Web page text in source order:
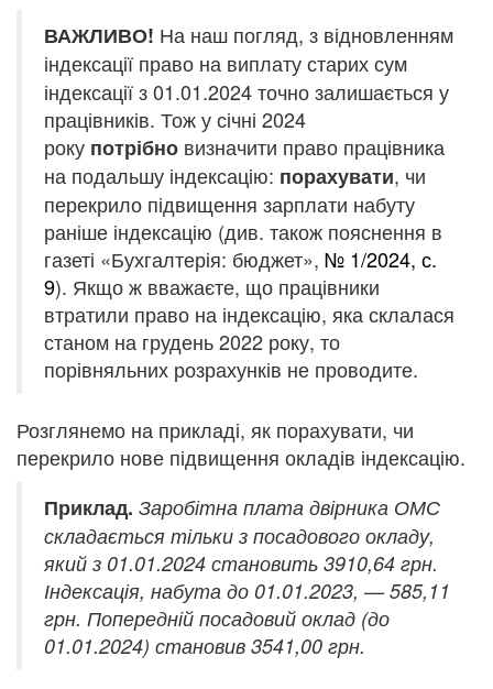
ВАЖЛИВО! На наш погляд, з відновленням
індексації право на виплатустарих сум
індексації з 01.01.2024 точно залишається у
працівників. Тож у січні 2024
року потрібно визначити право працівника
на подальшу індексацію: порахувати, чи
перекрило підвищення зарплати набуту
раніше індексацію (див. також пояснення в
газеті «Бухгалтерія: бюджет», № 1/2024, с.
9). Якщо ж вважаєте, що працівники
втратили право на індексацію, яка склалася
станом на грудень 2022 року, то
порівняльних розрахунків не проводите.
Розглянемо на прикладі, як порахувати, чи
перекрило нове підвищення окладів індексацію.
Приклад. Заробітна плата двірника ОМС
складається тільки з посадового окладу,
який з 01.01.2024 становить 3910,64 грн.
Індексація, набута до 01.01.2023, — 585,11
грн. Попередній посадовий оклад (до
01.01.2024) становив 3541,00 грн.